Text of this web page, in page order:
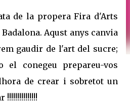
de la propera Fira d'Arts
Aqust anys canvia
gaudir de l'art del sucre;
el conegeu prepareu-vos
de crear i sobretot un